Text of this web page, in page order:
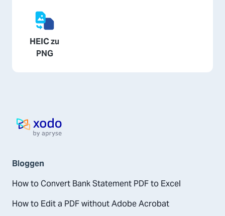
HEIC zu
PNG
Startseite
Bloggen
How to Convert Bank Statement PDF to Excel
How to Edit a PDF without Adobe Acrobat